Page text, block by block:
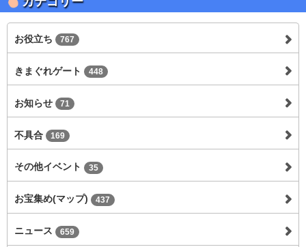
お役立ち 767
きまぐれゲート 448
お知らせ 71
不具合 169
その他イベント 35
お宝集め(マップ) 437
ニュース 659